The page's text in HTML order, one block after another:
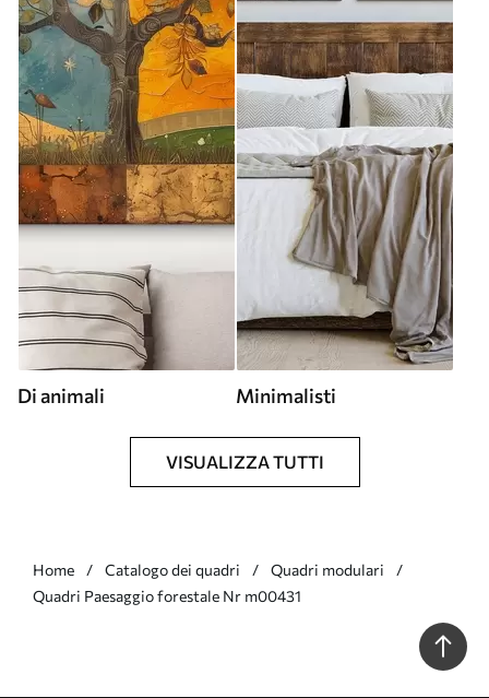
Di animali Minimalisti
VISUALIZZA TUTTI
Home Catalogo dei quadri
Quadri modulari
Quadri Paesaggio forestale Nr m00431